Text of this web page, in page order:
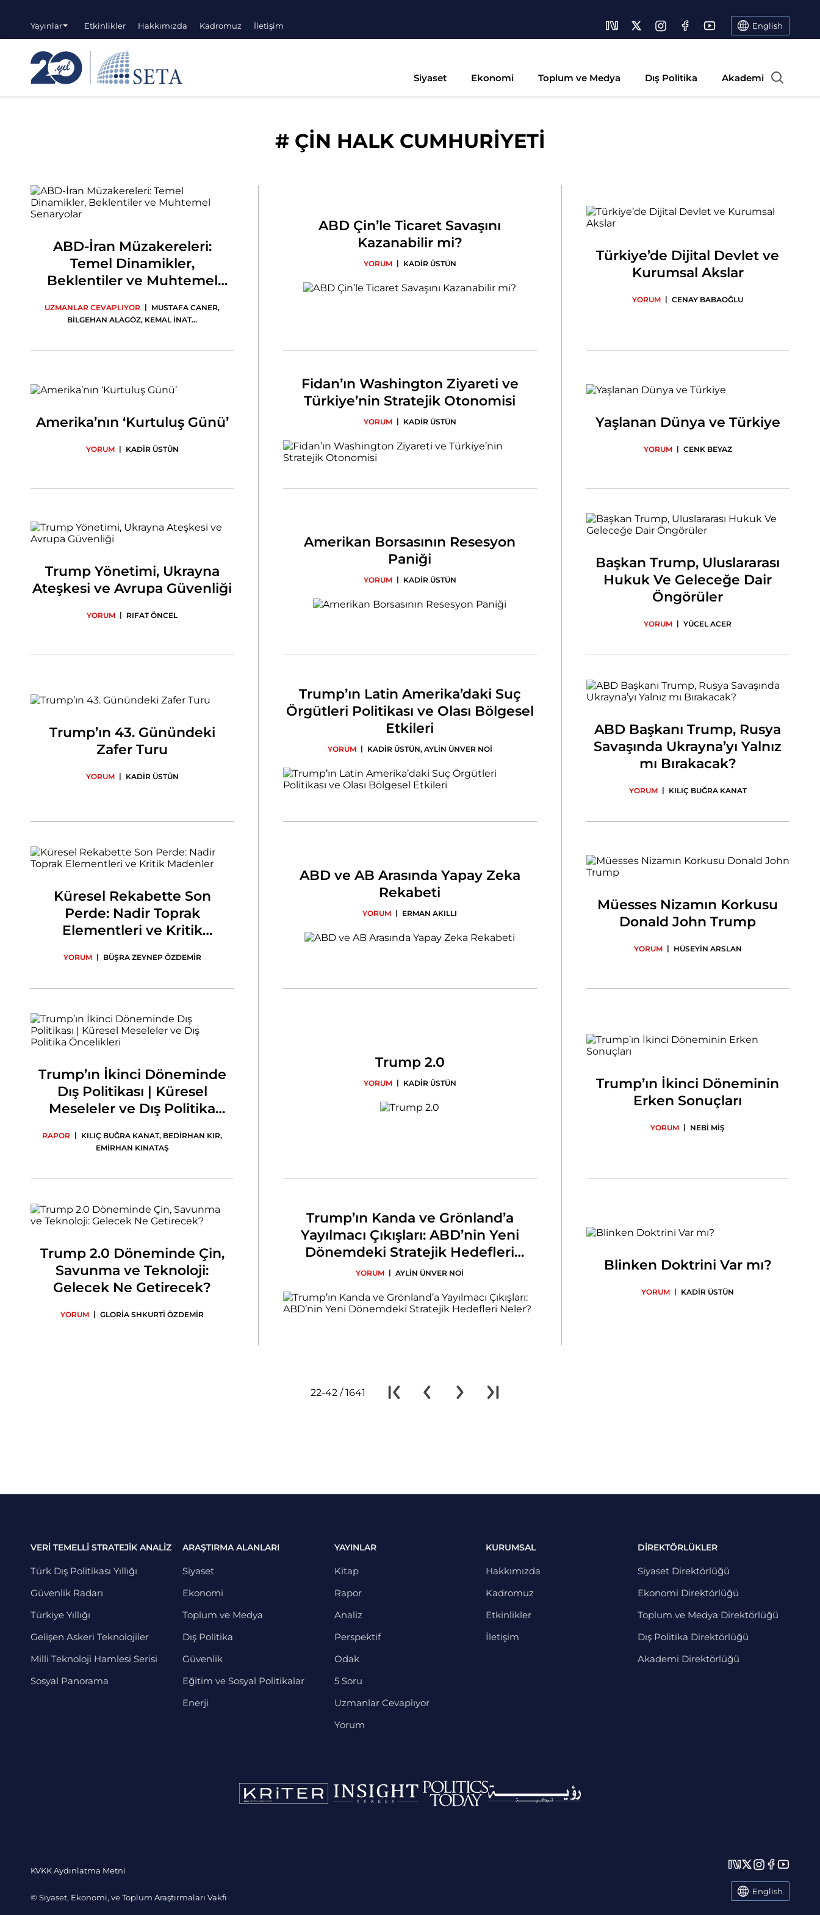
Yayınlar Etkinlikler Hakkımızda Kadromuz İletişim English
Siyaset Ekonomi Toplum ve Medya Dış Politika Akademi
# ÇİN HALK CUMHURİYETİ
ABD-İran Müzakereleri:
Temel Dinamikler,
Beklentiler ve Muhtemel
UZMANLAR CEVAPLIYOR | MUSTAFA CANER,
BİLGEHAN ALAGÖZ, KEMAL İNAT...
ABD Çin’le Ticaret Savaşını
Kazanabilir mi?
YORUM | KADİR ÜSTÜN
Türkiye’de Dijital Devlet ve
Kurumsal Akslar
YORUM | CENAY BABAOĞLU
Amerika’nın ‘Kurtuluş Günü’
YORUM | KADİR ÜSTÜN
Fidan’ın Washington Ziyareti ve
Türkiye’nin Stratejik Otonomisi
YORUM | KADİR ÜSTÜN Yaşlanan Dünya ve Türkiye
YORUM | CENK BEYAZ
Trump Yönetimi, Ukrayna
Ateşkesi ve Avrupa Güvenliği
YORUM | RIFAT ÖNCEL
Amerikan Borsasının Resesyon
Paniği
YORUM | KADİR ÜSTÜN
Başkan Trump, Uluslararası
Hukuk Ve Geleceğe Dair
Öngörüler
YORUM | YÜCEL ACER
Trump’ın 43. Günündeki
Zafer Turu
YORUM | KADİR ÜSTÜN
Trump’ın Latin Amerika’daki Suç
Örgütleri Politikası ve Olası Bölgesel
Etkileri
YORUM | KADİR ÜSTÜN, AYLİN ÜNVER NOİ
ABD Başkanı Trump, Rusya
Savaşında Ukrayna’yı Yalnız
mı Bırakacak?
YORUM | KILIÇ BUĞRA KANAT
Küresel Rekabette Son
Perde: Nadir Toprak
Elementleri ve Kritik
YORUM | BÜŞRA ZEYNEP ÖZDEMİR
ABD ve AB Arasında Yapay Zeka
Rekabeti
YORUM | ERMAN AKILLI
Müesses Nizamın Korkusu
Donald John Trump
YORUM | HÜSEYİN ARSLAN
Trump’ın İkinci Döneminde
Dış Politikası | Küresel
Meseleler ve Dış Politika
RAPOR | KILIÇ BUĞRA KANAT, BEDİRHAN KIR,
EMİRHAN KINATAŞ
Trump 2.0
YORUM | KADİR ÜSTÜN
Trump’ın İkinci Döneminin
Erken Sonuçları
YORUM | NEBİ MİŞ
Trump 2.0 Döneminde Çin,
Savunma ve Teknoloji:
Gelecek Ne Getirecek?
YORUM | GLORİA SHKURTİ ÖZDEMİR
Trump’ın Kanda ve Grönland’a
Yayılmacı Çıkışları: ABD’nin Yeni
Dönemdeki Stratejik Hedefleri
Neler?
YORUM | AYLİN ÜNVER NOİ Blinken Doktrini Var mı?
YORUM | KADİR ÜSTÜN
22-42 / 1641
VERİ TEMELLİ STRATEJİK ANALİZ
Türk Dış Politikası Yıllığı
Güvenlik Radarı
Türkiye Yıllığı
Gelişen Askeri Teknolojiler
Milli Teknoloji Hamlesi Serisi
Sosyal Panorama
ARAŞTIRMA ALANLARI
Siyaset
Ekonomi
Toplum ve Medya
Dış Politika
Güvenlik
Eğitim ve Sosyal Politikalar
Enerji
YAYINLAR
Kitap
Rapor
Analiz
Perspektif
Odak
5 Soru
Uzmanlar Cevaplıyor
Yorum
KURUMSAL
Hakkımızda
Kadromuz
Etkinlikler
İletişim
DİREKTÖRLÜKLER
Siyaset Direktörlüğü
Ekonomi Direktörlüğü
Toplum ve Medya Direktörlüğü
Dış Politika Direktörlüğü
Akademi Direktörlüğü
KVKK Aydınlatma Metni
© Siyaset, Ekonomi, ve Toplum Araştırmaları Vakfı
English